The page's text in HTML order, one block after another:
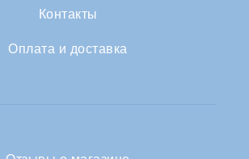
Контакты
Оплата и доставка